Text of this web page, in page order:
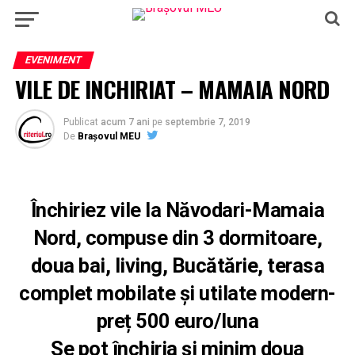
EVENIMENT
VILE DE INCHIRIAT – MAMAIA NORD
Publicat acum 7 ani pe septembrie 7, 2019
De Brașovul MEU
Închiriez vile la Năvodari-Mamaia
Nord, compuse din 3 dormitoare,
doua bai, living, Bucătărie, terasa
complet mobilate și utilate modern-
preț 500 euro/luna
Se pot închiria și minim doua